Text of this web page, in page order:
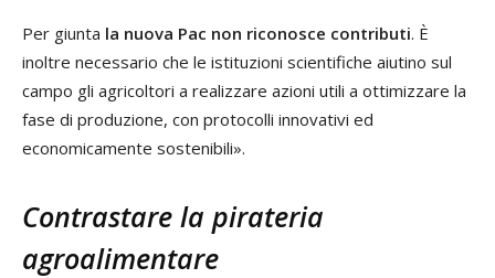
Per giunta la nuova Pac non riconosce contributi. È
inoltre necessario che le istituzioni scientifiche aiutino sul
campo gli agricoltori a realizzare azioni utili a ottimizzare la
fase di produzione, con protocolli innovativi ed
economicamente sostenibili».
Contrastare la pirateria
agroalimentare